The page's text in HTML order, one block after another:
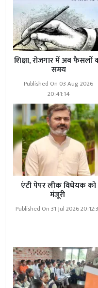
शिक्षा, रोजगार में अब फैसलों
समय
Published On 03 Aug 2026
20:41:14
एंटी पेपर लीक विधेयक को
मंजूरी
Published On 31 Jul 2026